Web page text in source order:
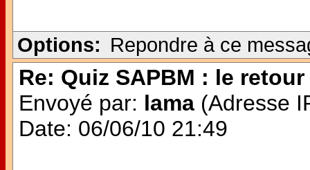
Options: Repondre à ce
Re: Quiz SAPBM : le retour
Envoyé par: lama (Adresse
Date: 06/06/10 21:49